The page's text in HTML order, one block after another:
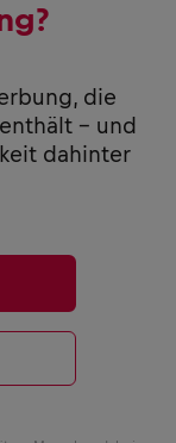
die
– und
dahinter